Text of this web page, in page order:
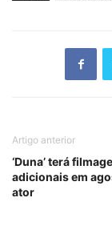
Artigo anterior
‘Duna’ terá
adicionais em
ator